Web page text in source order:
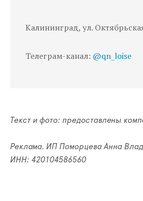
Калининград, ул.
Телеграм-канал: @qn_loise
Текст и фото: предоставлены
Реклама. ИП Поморцева Анна
ИНН: 420104586560